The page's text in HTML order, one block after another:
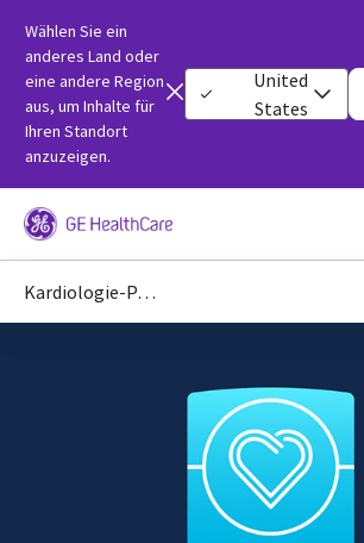
Wählen Sie ein
anderes Land oder
eine andere Region
aus, um Inhalte für
Ihren Standort
anzuzeigen.
United
States
Kardiologie-Paket